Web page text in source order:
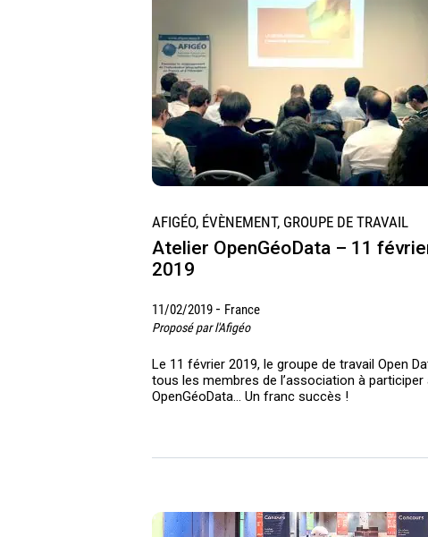
AFIGÉO, ÉVÈNEMENT, GROUPE DE TRAVAIL
Atelier OpenGéoData – 11
2019
11/02/2019 - France
Proposé par l'Afigéo
Le 11 février 2019, le groupe de travail Open
tous les membres de l’association à participer
OpenGéoData… Un franc succès !